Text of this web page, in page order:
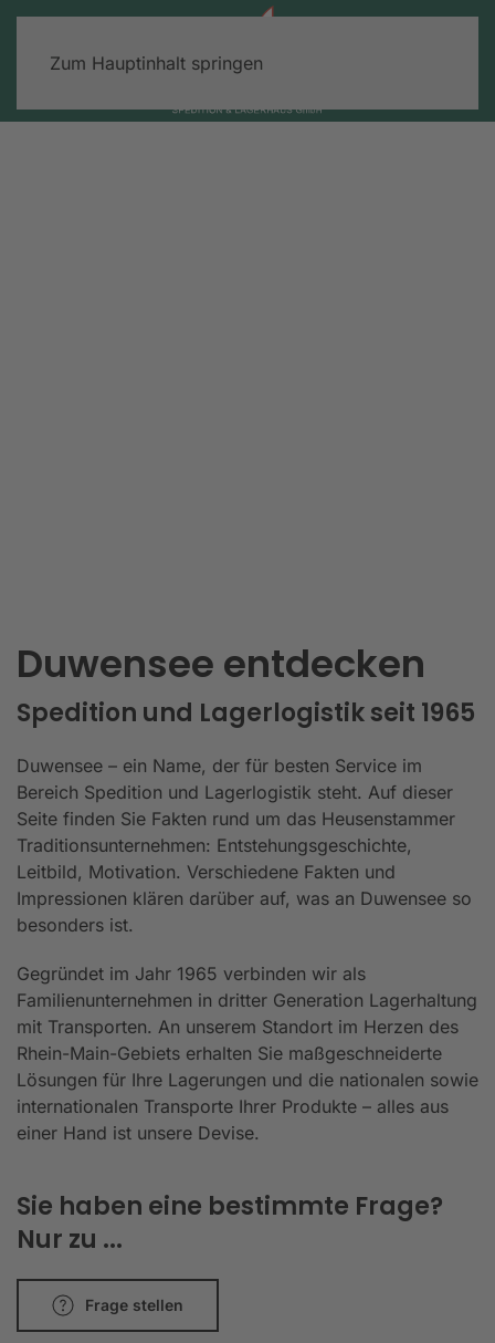
Zum Hauptinhalt springen
Duwensee entdecken
Spedition und Lagerlogistik seit 1965
Duwensee – ein Name, der für besten Service im
Bereich Spedition und Lagerlogistik steht. Auf dieser
Seite finden Sie Fakten rund um das Heusenstammer
Traditionsunternehmen: Entstehungsgeschichte,
Leitbild, Motivation. Verschiedene Fakten und
Impressionen klären darüber auf, was an Duwensee so
besonders ist.
Gegründet im Jahr 1965 verbinden wir als
Familienunternehmen in dritter Generation Lagerhaltung
mit Transporten. An unserem Standort im Herzen des
Rhein-Main-Gebiets erhalten Sie maßgeschneiderte
Lösungen für Ihre Lagerungen und die nationalen sowie
internationalen Transporte Ihrer Produkte – alles aus
einer Hand ist unsere Devise.
Sie haben eine bestimmte Frage?
Nur zu ...
Frage stellen